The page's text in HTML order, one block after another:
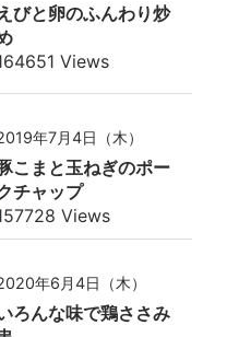
びと卵のふんわり炒
Views
年7月4日（木）
こまと玉ねぎのポー
チャップ
Views
年6月4日（木）
ろんな味で鶏ささみ